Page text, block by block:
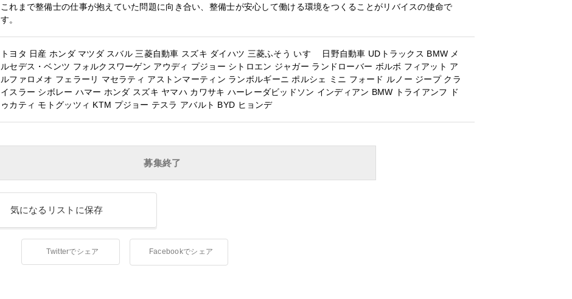
これまで整備士の仕事が抱えていた問題に向き合い、整備士が安心して働ける環境をつくることがリバイスの使命で
す。
トヨタ 日産 ホンダ マツダ スバル 三菱自動車 スズキ ダイハツ 三菱ふそう いすゞ 日野自動車 UDトラックス BMW メ
ルセデス・ベンツ フォルクスワーゲン アウディ プジョー シトロエン ジャガー ランドローバー ボルボ フィアット ア
ルファロメオ フェラーリ マセラティ アストンマーティン ランボルギーニ ポルシェ ミニ フォード ルノー ジープ クラ
イスラー シボレー ハマー ホンダ スズキ ヤマハ カワサキ ハーレーダビッドソン インディアン BMW トライアンフ
ド
ゥカティ モトグッツィ KTM プジョー テスラ アバルト BYD ヒョンデ
募集終了
気になるリストに保存
Twitterでシェア Facebookでシェア